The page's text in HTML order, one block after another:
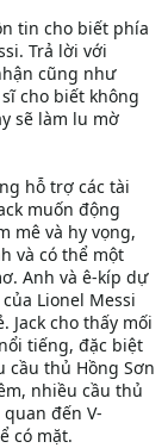
tin cho biết phía
Trả lời với
cũng như
cho biết không
sẽ làm lu mờ
hỗ trợ các tài
muốn động
mê và hy vọng,
và có thể một
Anh và ê-kíp dự
Lionel Messi
Jack cho thấy mối
tiếng, đặc biệt
cầu thủ Hồng Sơn
nhiều cầu thủ
đến V-
có mặt.